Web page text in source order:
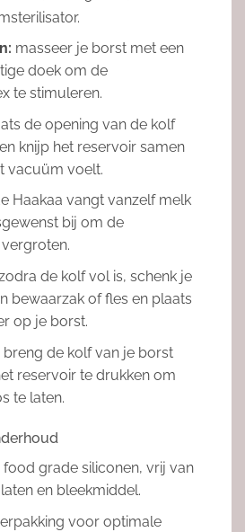
masseer je borst met een
doek om de
te stimuleren.
de opening van de kolf
knijp het reservoir samen
vacuüm voelt.
Haakaa vangt vanzelf melk
bij om de
de kolf vol is, schenk je
bewaarzak of fles en plaats
op je borst.
breng de kolf van je borst
reservoir te drukken om
te laten.
food grade siliconen, vrij van
en bleekmiddel.
voor optimale